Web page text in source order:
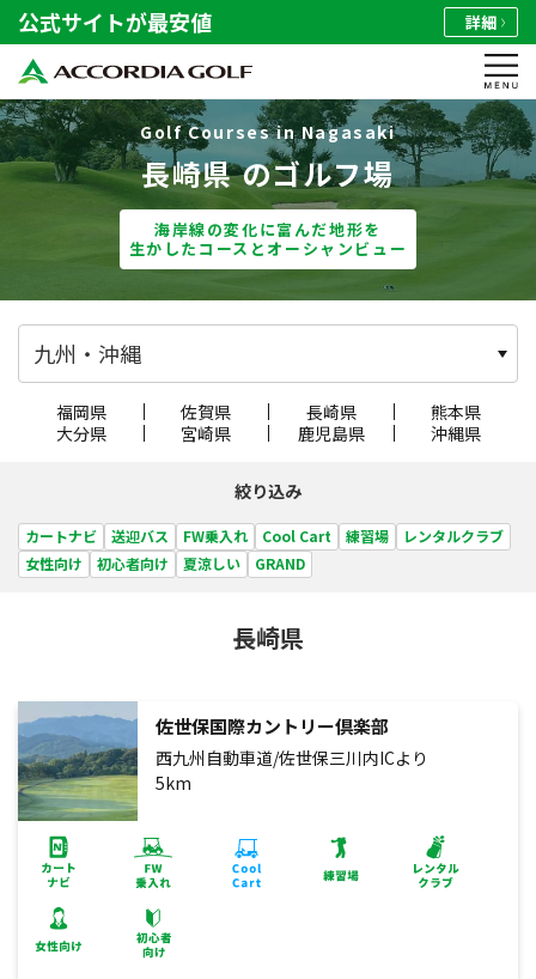
公式サイトが最安値 詳細
Golf Courses in Nagasaki
長崎県 のゴルフ場
海岸線の変化に富んだ地形を
生かしたコースとオーシャンビュー
九州・沖縄
福岡県 佐賀県 長崎県
熊本県
大分県
宮崎県 鹿児島県 沖縄県
絞り込み
カートナビ 送迎バス FW乗入れ Cool Cart 練習場
レンタルクラブ
女性向け
初心者向け 夏涼しい GRAND
長崎県
佐世保国際カントリー倶楽部
西九州自動車道/佐世保三川内ICより
5km